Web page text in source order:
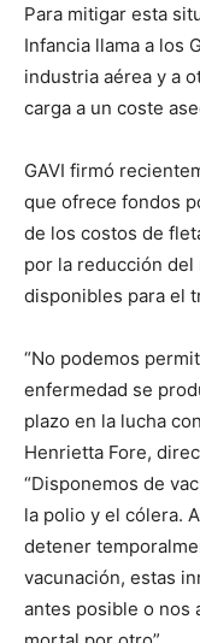
Para mitigar esta
Infancia llama a los
industria aérea y a
carga a un coste
GAVI firmó
que ofrece fondos
de los costos de
por la reducción
disponibles para el
“No podemos
enfermedad se
plazo en la lucha
Henrietta Fore,
“Disponemos de
la polio y el cólera.
detener
vacunación, estas
antes posible o nos